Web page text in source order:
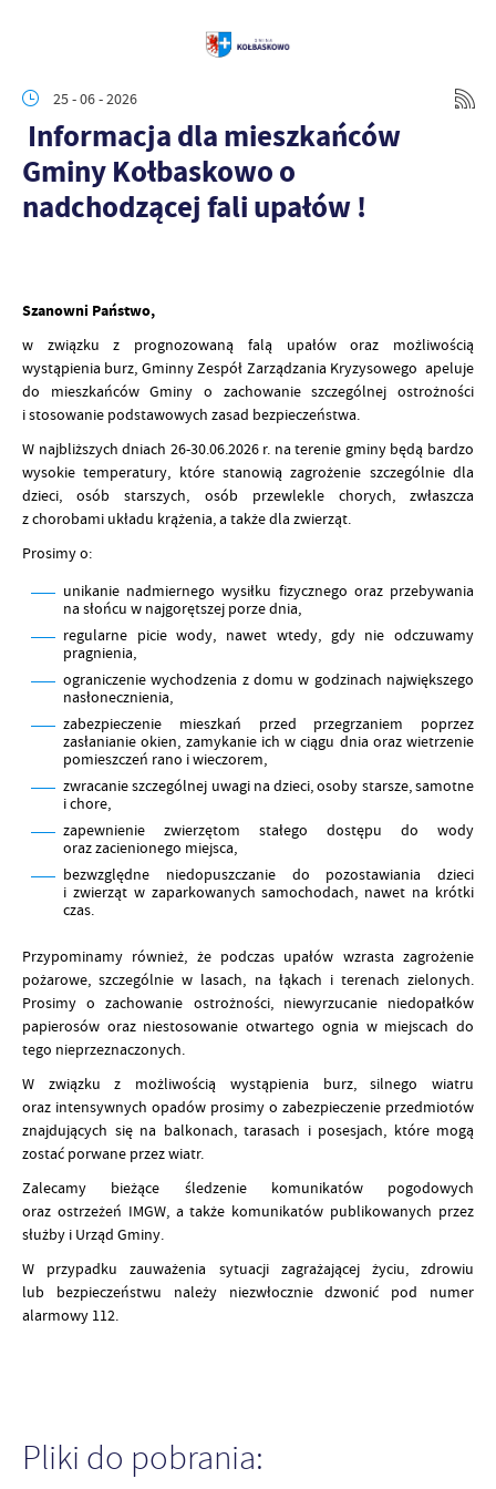
25 - 06 - 2026
Informacja dla mieszkańców
Gminy Kołbaskowo o
nadchodzącej fali upałów !
Szanowni Państwo,
w związku z prognozowaną falą upałów oraz możliwością
wystąpienia burz, Gminny Zespół Zarządzania Kryzysowego apeluje
do mieszkańców Gminy o zachowanie szczególnej ostrożności
i stosowanie podstawowych zasad bezpieczeństwa.
W najbliższych dniach 26-30.06.2026 r. na terenie gminy będą bardzo
wysokie temperatury, które stanowią zagrożenie szczególnie dla
dzieci, osób starszych, osób przewlekle chorych, zwłaszcza
z chorobami układu krążenia, a także dla zwierząt.
Prosimy o:
unikanie nadmiernego wysiłku fizycznego oraz przebywania
na słońcu w najgorętszej porze dnia,
regularne picie wody, nawet wtedy, gdy nie odczuwamy
pragnienia,
ograniczenie wychodzenia z domu w godzinach największego
nasłonecznienia,
zabezpieczenie mieszkań przed przegrzaniem poprzez
zasłanianie okien, zamykanie ich w ciągu dnia oraz wietrzenie
pomieszczeń rano i wieczorem,
zwracanie szczególnej uwagi na dzieci, osoby starsze, samotne
i chore,
zapewnienie zwierzętom stałego dostępu do wody
oraz zacienionego miejsca,
bezwzględne niedopuszczanie do pozostawiania dzieci
i zwierząt w zaparkowanych samochodach, nawet na krótki
czas.
Przypominamy również, że podczas upałów wzrasta zagrożenie
pożarowe, szczególnie w lasach, na łąkach i terenach zielonych.
Prosimy o zachowanie ostrożności, niewyrzucanie niedopałków
papierosów oraz niestosowanie otwartego ognia w miejscach do
tego nieprzeznaczonych.
W związku z możliwością wystąpienia burz, silnego wiatru
oraz intensywnych opadów prosimy o zabezpieczenie przedmiotów
znajdujących się na balkonach, tarasach i posesjach, które mogą
zostać porwane przez wiatr.
Zalecamy bieżące śledzenie komunikatów pogodowych
oraz ostrzeżeń IMGW, a także komunikatów publikowanych przez
służby i Urząd Gminy.
W przypadku zauważenia sytuacji zagrażającej życiu, zdrowiu
lub bezpieczeństwu należy niezwłocznie dzwonić pod numer
alarmowy 112.
Pliki do pobrania: